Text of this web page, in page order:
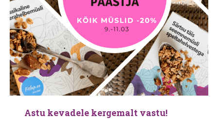
Astu kevadele kergemalt vastu!